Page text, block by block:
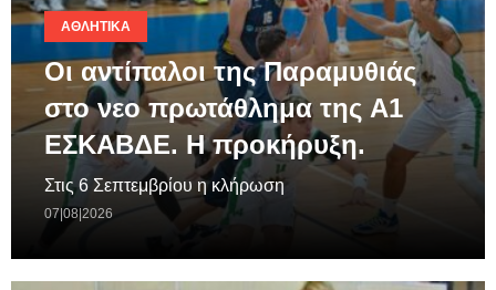
ΑΘΛΗΤΙΚΆ
Οι αντίπαλοι της Παραμυθιάς
στο νεο πρωτάθλημα της A1
ΕΣΚΑΒΔΕ. Η προκήρυξη.
Στις 6 Σεπτεμβρίου η κλήρωση
07|08|2026